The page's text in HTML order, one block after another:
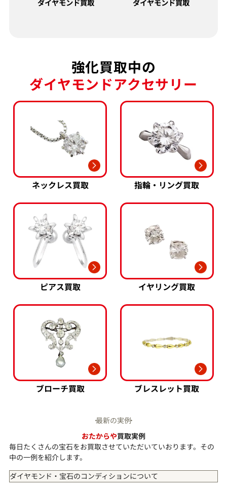
ダイヤモンド買取
ダイヤモンド買取
強化買取中の
ダイヤモンドアクセサリー
ネックレス買取 指輪・リング買取
ピアス買取 イヤリング買取
ブローチ買取 ブレスレット買取
最新の実例
おたからや買取実例
毎日たくさんの宝石をお買取させていただいていおります。その
中の一例を紹介します。
ダイヤモンド・宝石のコンディションについて